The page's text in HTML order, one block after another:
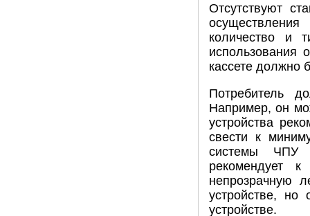
Отсутствуют
количество и
использования
кассете должно
Потребитель
Например, он
устройства
свести к
системы ЧПУ
рекомендует
непрозрачную
устройстве,
устройстве.